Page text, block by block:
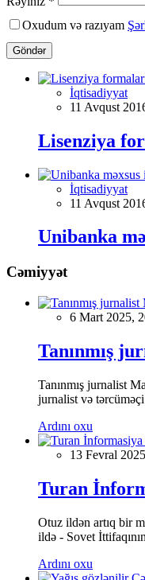
Oxudum və razıyam
Göndər
İqtisadiyyat
11 Avqust
Lisenziya
İqtisadiyyat
11 Avqust
Unibanka
Cəmiyyət
6 Mart 2025,
Tanınmış
Tanınmış jurnalist
jurnalist və
Ardını oxu
13 Fevral
Turan
Otuz ildən artıq bir
ildə - Sovet
Ardını oxu